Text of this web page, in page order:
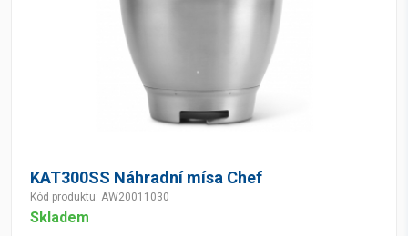
KAT300SS Náhradní mísa Chef
Kód produktu: AW20011030
Skladem